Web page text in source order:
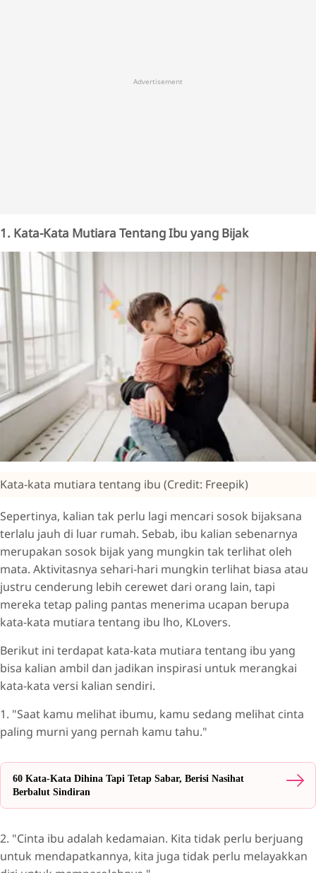
Advertisement
1. Kata-Kata Mutiara Tentang Ibu yang Bijak
Kata-kata mutiara tentang ibu (Credit: Freepik)
Sepertinya, kalian tak perlu lagi mencari sosok bijaksana
terlalu jauh di luar rumah. Sebab, ibu kalian sebenarnya
merupakan sosok bijak yang mungkin tak terlihat oleh
mata. Aktivitasnya sehari-hari mungkin terlihat biasa atau
justru cenderung lebih cerewet dari orang lain, tapi
mereka tetap paling pantas menerima ucapan berupa
kata-kata mutiara tentang ibu lho, KLovers.
Berikut ini terdapat kata-kata mutiara tentang ibu yang
bisa kalian ambil dan jadikan inspirasi untuk merangkai
kata-kata versi kalian sendiri.
1. "Saat kamu melihat ibumu, kamu sedang melihat cinta
paling murni yang pernah kamu tahu."
60 Kata-Kata Dihina Tapi Tetap Sabar, Berisi Nasihat
Berbalut Sindiran
2. "Cinta ibu adalah kedamaian. Kita tidak perlu berjuang
untuk mendapatkannya, kita juga tidak perlu melayakkan